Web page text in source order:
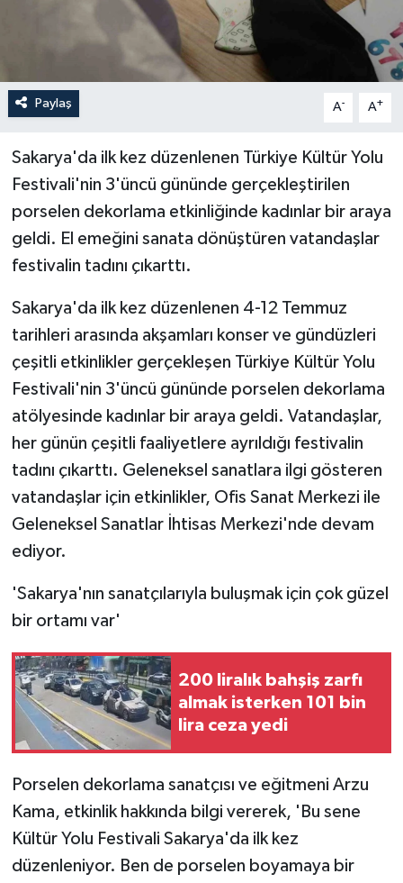
Paylaş A- A+
Sakarya'da ilk kez düzenlenen Türkiye Kültür Yolu
Festivali'nin 3'üncü gününde gerçekleştirilen
porselen dekorlama etkinliğinde kadınlar bir araya
geldi. El emeğini sanata dönüştüren vatandaşlar
festivalin tadını çıkarttı.
Sakarya'da ilk kez düzenlenen 4-12 Temmuz
tarihleri arasında akşamları konser ve gündüzleri
çeşitli etkinlikler gerçekleşen Türkiye Kültür Yolu
Festivali'nin 3'üncü gününde porselen dekorlama
atölyesinde kadınlar bir araya geldi. Vatandaşlar,
her günün çeşitli faaliyetlere ayrıldığı festivalin
tadını çıkarttı. Geleneksel sanatlara ilgi gösteren
vatandaşlar için etkinlikler, Ofis Sanat Merkezi ile
Geleneksel Sanatlar İhtisas Merkezi'nde devam
ediyor.
'Sakarya'nın sanatçılarıyla buluşmak için çok güzel
bir ortamı var'
200 liralık bahşiş zarfı
almak isterken 101 bin
lira ceza yedi
Porselen dekorlama sanatçısı ve eğitmeni Arzu
Kama, etkinlik hakkında bilgi vererek, 'Bu sene
Kültür Yolu Festivali Sakarya'da ilk kez
düzenleniyor. Ben de porselen boyamaya bir